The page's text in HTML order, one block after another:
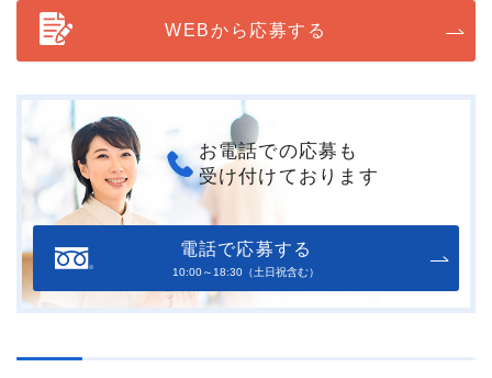
WEBから応募する
お電話での応募も
受け付けております
電話で応募する
10:00～18:30（土日祝含む）